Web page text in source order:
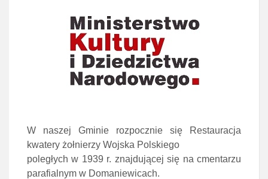
W naszej Gminie rozpocznie się Restauracja
kwatery żołnierzy Wojska Polskiego
poległych w 1939 r. znajdującej się na cmentarzu
parafialnym w Domaniewicach.